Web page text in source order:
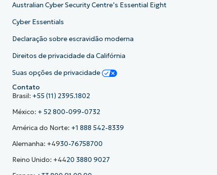
Australian Cyber Security Centre’s Essential Eight
Cyber Essentials
Declaração sobre escravidão moderna
Direitos de privacidade da Califórnia
Suas opções de privacidade
Contato
Brasil: +55 (11) 2395.1802
México: + 52 800-099-0732
América do Norte: +1 888 542-8339
Alemanha: +4930-76758700
Reino Unido: +4420 3880 9027